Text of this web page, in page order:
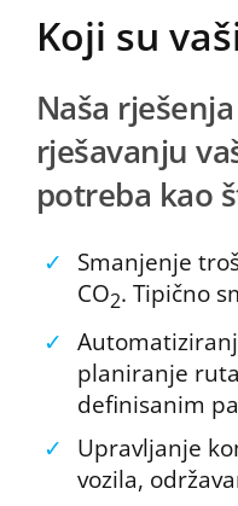
Koji su
Naša
rješavanju
potreba kao
✓
Smanjenje
CO2. Tipično
✓
planiranje
definisanim
✓
Upravljanje
vozila,